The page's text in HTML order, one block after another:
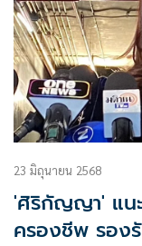
23 มิถุนายน 2568
'ศิริกัญญา' แน
ครองชีพ รอง